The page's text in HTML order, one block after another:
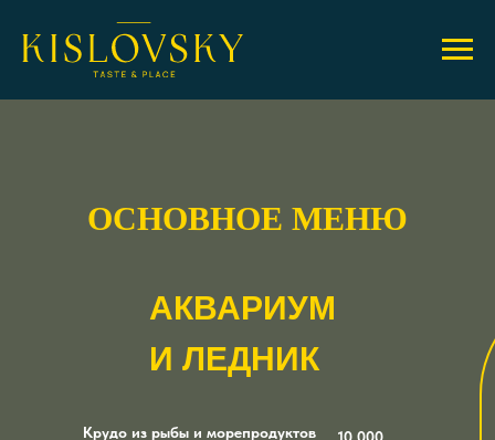
ОСНОВНОЕ МЕНЮ
АКВАРИУМ
И ЛЕДНИК
Крудо из рыбы и морепродуктов
10 000